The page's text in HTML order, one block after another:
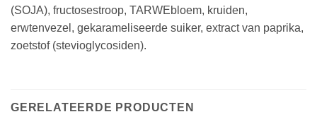
(SOJA), fructosestroop, TARWEbloem, kruiden,
erwtenvezel, gekarameliseerde suiker, extract van paprika,
zoetstof (stevioglycosiden).
GERELATEERDE PRODUCTEN